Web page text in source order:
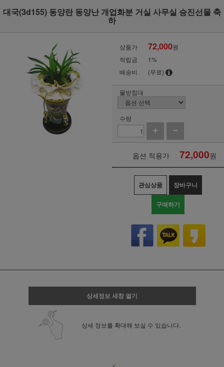
대국(3d155) 동양란 동양난 개업화분 거실 사무실 승진선물 축
하
상품가 72,000원
적립금
1%
배송비
(무료)
물받침대
수량
옵션 적용가 72,000원
관심상품 장바구니
구매하기
상세정보 새창 열기
상세 정보를 확대해 보실 수 있습니다.